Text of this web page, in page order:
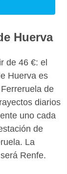
Huerva
de 46 €: el
Huerva es
de
diarios
uno cada
de
La
Renfe.